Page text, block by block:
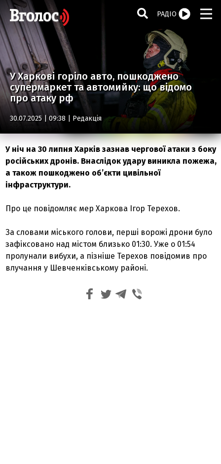
РАДІО
У Харкові горіло авто, пошкоджено
супермаркет та автомийку: що відомо
про атаку рф
30.07.2025 | 09:38 | Редакція
У ніч на 30 липня Харків зазнав чергової атаки з боку
російських дронів. Внаслідок удару виникла пожежа,
а також пошкоджено об’єкти цивільної
інфраструктури.
Про це повідомляє мер Харкова Ігор Терехов.
За словами міського голови, перші ворожі дрони було
зафіксовано над містом близько 01:30. Уже о 01:54
пролунали вибухи, а пізніше Терехов повідомив про
влучання у Шевченківському районі.